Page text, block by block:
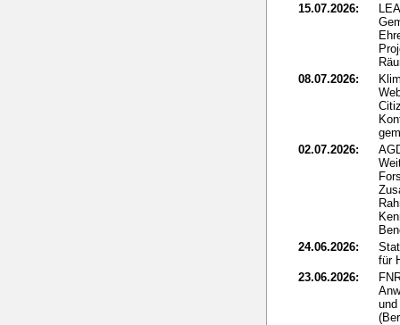
15.07.2026:
08.07.2026:
02.07.2026:
24.06.2026:
für
23.06.2026: